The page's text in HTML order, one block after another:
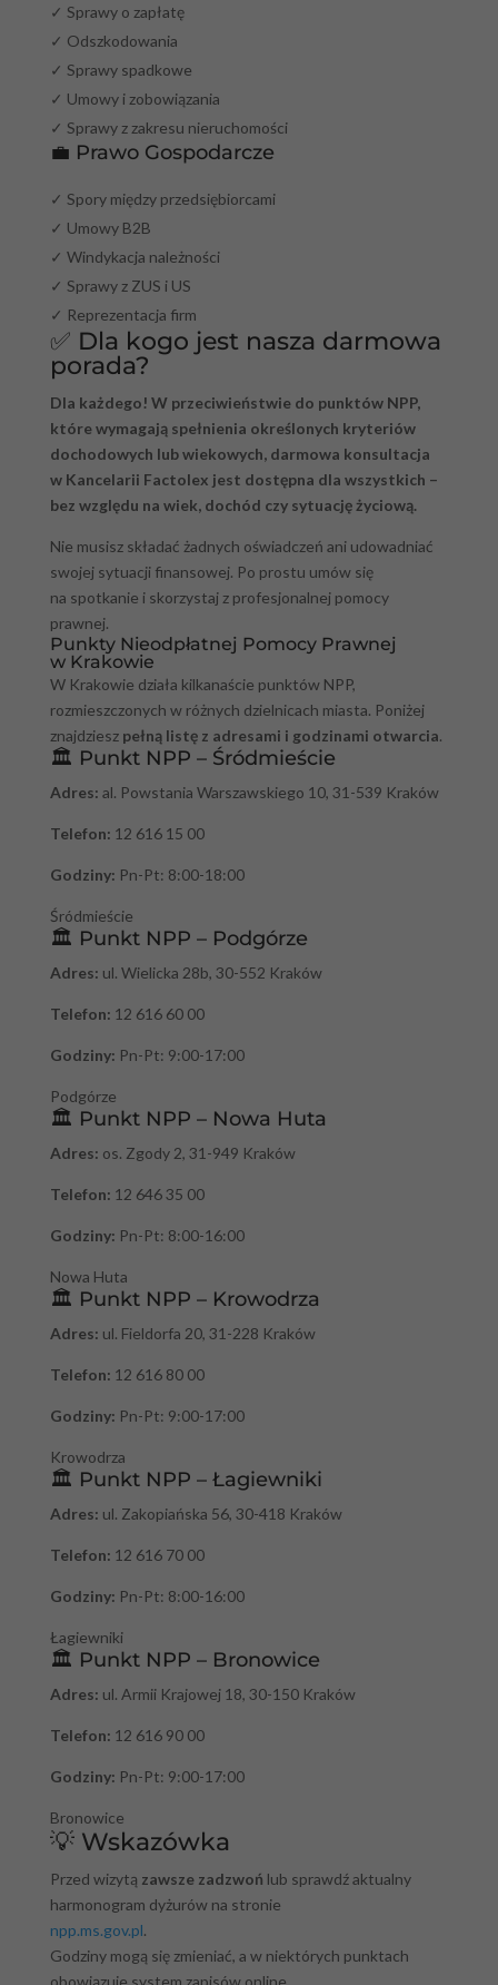
✓ Sprawy o zapłatę
✓ Odszkodowania
✓ Sprawy spadkowe
✓ Umowy i zobowiązania
✓ Sprawy z zakresu nieruchomości
💼 Prawo Gospodarcze
✓ Spory między przedsiębiorcami
✓ Umowy B2B
✓ Windykacja należności
✓ Sprawy z ZUS i US
✓ Reprezentacja firm
✅ Dla kogo jest nasza darmowa
porada?
Dla każdego! W przeciwieństwie do punktów NPP,
które wymagają spełnienia określonych kryteriów
dochodowych lub wiekowych, darmowa konsultacja
w Kancelarii Factolex jest dostępna dla wszystkich –
bez względu na wiek, dochód czy sytuację życiową.
Nie musisz składać żadnych oświadczeń ani udowadniać
swojej sytuacji finansowej. Po prostu umów się
na spotkanie i skorzystaj z profesjonalnej pomocy
prawnej.
Punkty Nieodpłatnej Pomocy Prawnej
w Krakowie
W Krakowie działa kilkanaście punktów NPP,
rozmieszczonych w różnych dzielnicach miasta. Poniżej
znajdziesz pełną listę z adresami i godzinami otwarcia.
🏛️ Punkt NPP – Śródmieście
Adres: al. Powstania Warszawskiego 10, 31-539 Kraków
Telefon: 12 616 15 00
Godziny: Pn-Pt: 8:00-18:00
Śródmieście
🏛️ Punkt NPP – Podgórze
Adres: ul. Wielicka 28b, 30-552 Kraków
Telefon: 12 616 60 00
Godziny: Pn-Pt: 9:00-17:00
Podgórze
🏛️ Punkt NPP – Nowa Huta
Adres: os. Zgody 2, 31-949 Kraków
Telefon: 12 646 35 00
Godziny: Pn-Pt: 8:00-16:00
Nowa Huta
🏛️ Punkt NPP – Krowodrza
Adres: ul. Fieldorfa 20, 31-228 Kraków
Telefon: 12 616 80 00
Godziny: Pn-Pt: 9:00-17:00
Krowodrza
🏛️ Punkt NPP – Łagiewniki
Adres: ul. Zakopiańska 56, 30-418 Kraków
Telefon: 12 616 70 00
Godziny: Pn-Pt: 8:00-16:00
Łagiewniki
🏛️ Punkt NPP – Bronowice
Adres: ul. Armii Krajowej 18, 30-150 Kraków
Telefon: 12 616 90 00
Godziny: Pn-Pt: 9:00-17:00
Bronowice
💡 Wskazówka
Przed wizytą zawsze zadzwoń lub sprawdź aktualny
harmonogram dyżurów na stronie
npp.ms.gov.pl.
Godziny mogą się zmieniać, a w niektórych punktach
obowiązuje system zapisów online.